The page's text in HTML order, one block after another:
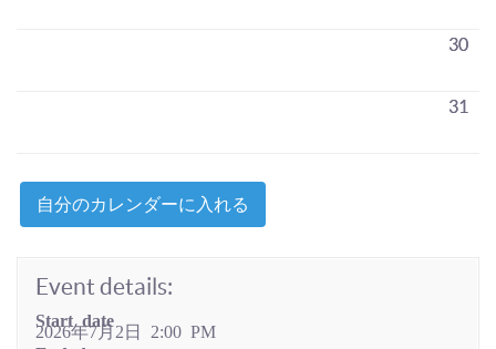
30
31
自分のカレンダーに入れる
Event details:
Start date
2026年7月2日 2:00 PM